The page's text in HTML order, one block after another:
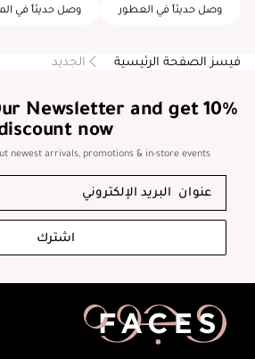
وصل حديثاً في العطور وصل حديثاً في
فيسز الصفحة الرئيسية الجديد
Newsletter and get 10%
now
newest arrivals, promotions & in-store events
اشترك